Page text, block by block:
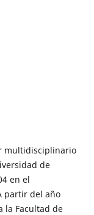
multidisciplinario
de
en el
partir del año
la Facultad de